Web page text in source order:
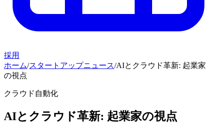
採用
ホーム/スタートアップニュース/AIとクラウド革新: 起業家
の視点
クラウド自動化
AIとクラウド革新: 起業家の視点